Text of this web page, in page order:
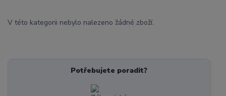
V této kategorii nebylo nalezeno žádné zboží.
Potřebujete poradit?